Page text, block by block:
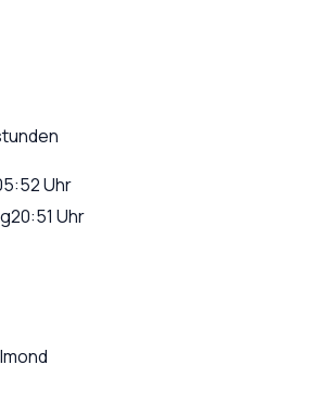
Uhr
20:51 Uhr